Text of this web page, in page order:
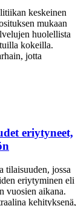
keskeinen
mukaan
huolellista
kokeilla.
jotta
eriytyneet,
tilaisuuden, jossa
eriytyminen eli
vuosien aikana.
kehityksenä,